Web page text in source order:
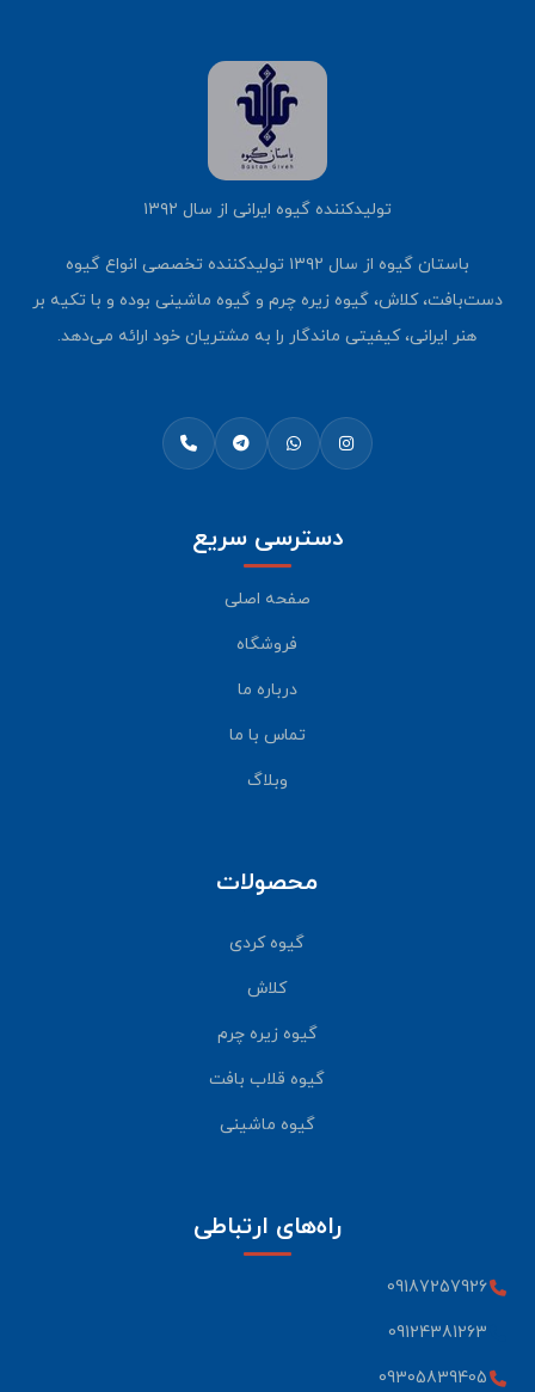
تولیدکننده گیوه ایرانی از سال ۱۳۹۲
باستان گیوه از سال ۱۳۹۲ تولیدکننده تخصصی انواع گیوه
دست‌بافت، کلاش، گیوه زیره چرم و گیوه ماشینی بوده و با تکیه بر
هنر ایرانی، کیفیتی ماندگار را به مشتریان خود ارائه می‌دهد.
دسترسی سریع
صفحه اصلی
فروشگاه
درباره ما
تماس با ما
وبلاگ
محصولات
گیوه کردی
کلاش
گیوه زیره چرم
گیوه قلاب بافت
گیوه ماشینی
راه‌های ارتباطی
09187257926
09124381263
09305839405